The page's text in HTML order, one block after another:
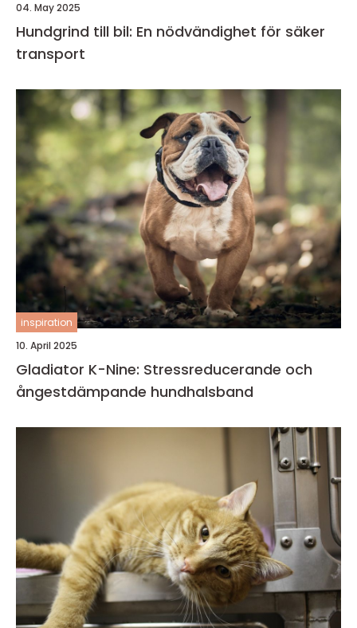
04. May 2025
Hundgrind till bil: En nödvändighet för säker
transport
inspiration
10. April 2025
Gladiator K-Nine: Stressreducerande och
ångestdämpande hundhalsband